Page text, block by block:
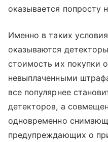
оказывается попросту
Именно в таких
оказываются
стоимость их покупки
невыплаченными
все популярнее
детекторов, а
одновременно
предупреждающих о